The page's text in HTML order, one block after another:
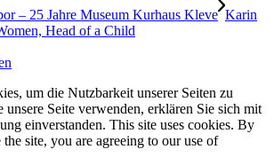
– 25 Jahre Museum Kurhaus Kleve Karin
Head of a Child
um die Nutzbarkeit unserer Seiten zu
unsere Seite verwenden, erklären Sie sich mit
einverstanden. This site uses cookies. By
site, you are agreeing to our use of